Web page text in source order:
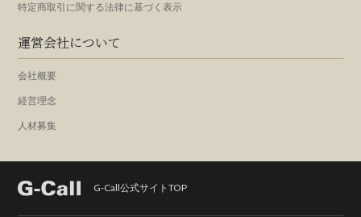
特定商取引に関する法律に基づく表示
運営会社について
会社概要
経営理念
人材募集
G-Call公式サイトTOP